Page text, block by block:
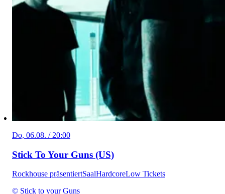
Do, 06.08. / 20:00
Stick To Your Guns (US)
Rockhouse präsentiertSaalHardcoreLow Tickets
© Stick to your Guns